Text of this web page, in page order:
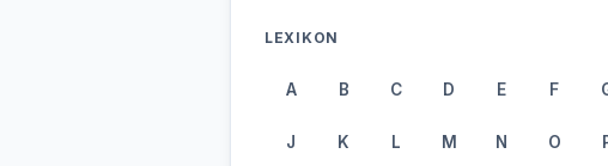
LEXIKON
A B C D E F
J K L M N O